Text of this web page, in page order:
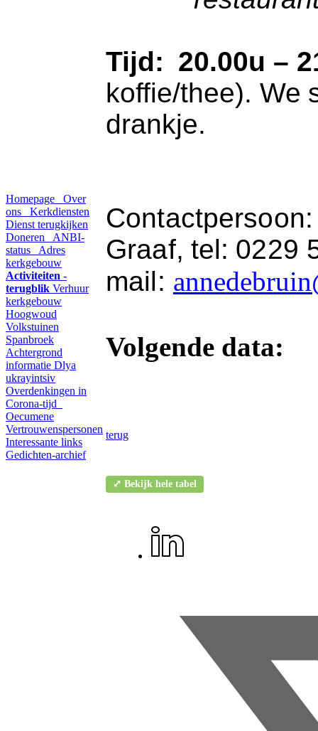
Homepage
Over
ons
Kerkdiensten
Dienst terugkijken
Doneren
ANBI-
status
Adres
kerkgebouw
Activiteiten -
terugblik Verhuur
kerkgebouw
Hoogwoud
Volkstuinen
Spanbroek
Achtergrond
informatie Dlya
ukrayintsiv
Overdenkingen in
Corona-tijd
Oecumene
Vertrouwenspersonen
Interessante links
Gedichten-archief
Tijd: 20.00u –
koffie/thee). We
drankje.
Contactpersoon:
Graaf, tel: 0229
mail:
Volgende data:
terug
⤢ Bekijk hele tabel